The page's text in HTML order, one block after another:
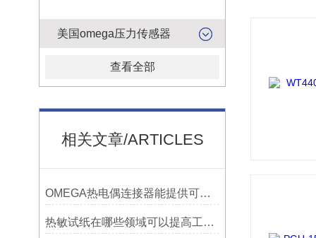
美国omega压力传感器
查看全部
相关文章/ARTICLES
OMEGA热电偶连接器能提供可靠的信号传输
热敏试纸在哪些领域可以提高工作效率？